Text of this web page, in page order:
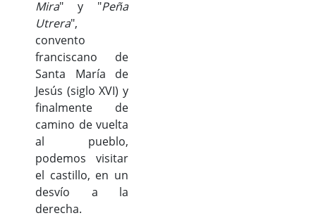
Mira" y "Peña
Utrera",
convento
franciscano de
Santa María de
Jesús (siglo XVI) y
finalmente de
camino de vuelta
al pueblo,
podemos visitar
el castillo, en un
desvío a la
derecha.